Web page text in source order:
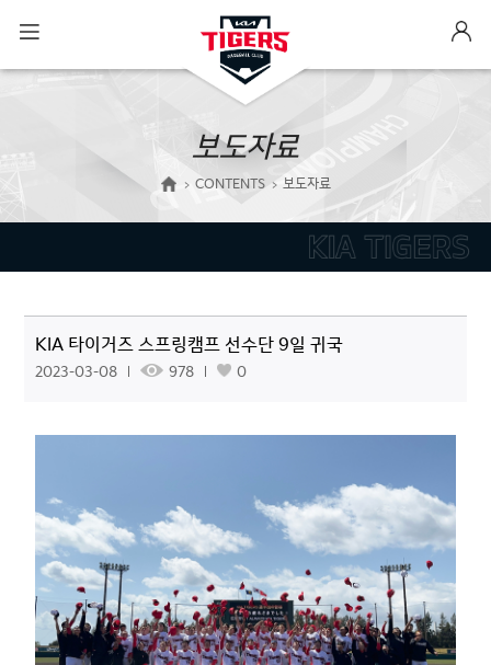
보도자료
CONTENTS 보도자료
KIA 타이거즈 스프링캠프 선수단 9일 귀국
2023-03-08 978 0